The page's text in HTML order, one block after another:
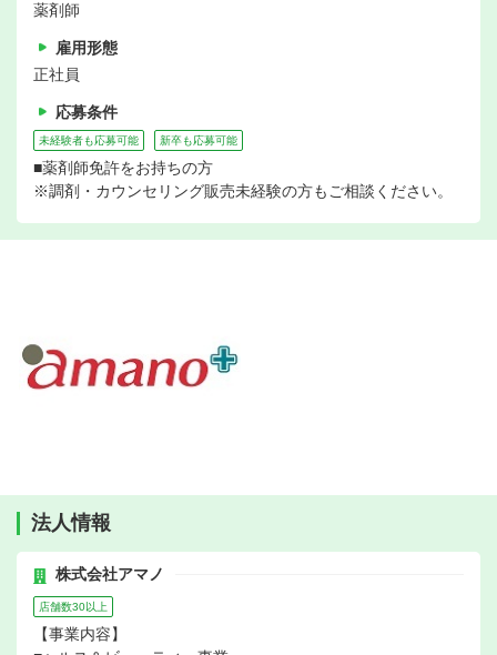
薬剤師
雇用形態
正社員
応募条件
未経験者も応募可能 新卒も応募可能
■薬剤師免許をお持ちの方
※調剤・カウンセリング販売未経験の方もご相談ください。
法人情報
株式会社アマノ
店舗数30以上
【事業内容】